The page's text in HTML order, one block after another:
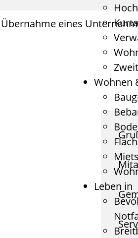
Wohnen
Leben in
Übernahme eines